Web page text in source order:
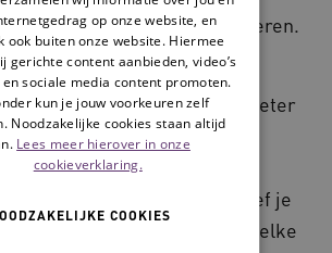
kan verminderen.
haarlemmerolie.'
zit zeker ook in het beter
afspraken maken over
leg je wanneer vast, welke
voor goede zorg, wat hoef je
opnieuw vast te leggen, en welke
op onze website, en
ook buiten onze website. Hiermee
gerichte content aanbieden, video’s
sociale media content promoten.
kun je jouw voorkeuren zelf
Noodzakelijke cookies staan altijd
Lees meer hierover in onze
cookieverklaring.
COOKIES